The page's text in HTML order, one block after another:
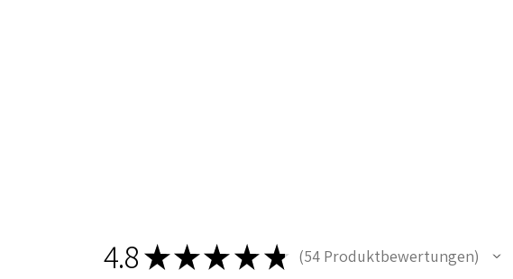
4.8★★★ ★ ★ 54 Produktbewertungen
54